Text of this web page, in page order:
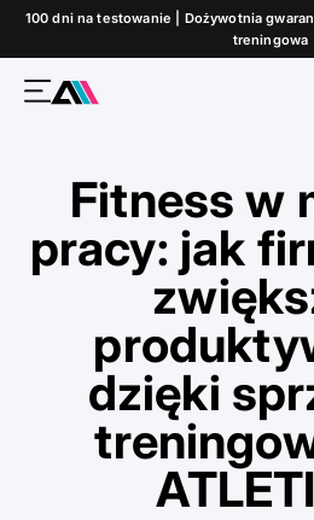
Przejdź do treści
100 dni na testowanie | Dożywotnia
treningowa
MenuATLETICA
Fitness w
pracy: jak
dzięki